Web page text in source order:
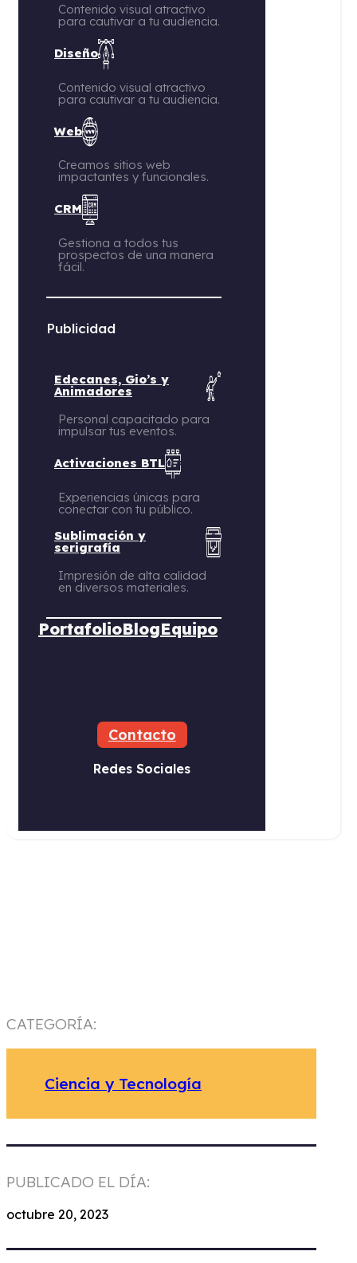
Contenido visual atractivo
para cautivar a tu audiencia.
Diseño
Contenido visual atractivo
para cautivar a tu audiencia.
Web
Creamos sitios web
impactantes y funcionales.
CRM
Gestiona a todos tus
prospectos de una manera
fácil.
Publicidad
Edecanes, Gio’s y
Animadores
Personal capacitado para
impulsar tus eventos.
Activaciones BTL
Experiencias únicas para
conectar con tu público.
Sublimación y
serigrafía
Impresión de alta calidad
en diversos materiales.
PortafolioBlogEquipo
Contacto
Redes Sociales
CATEGORÍA:
Ciencia y Tecnología
PUBLICADO EL DÍA:
octubre 20, 2023